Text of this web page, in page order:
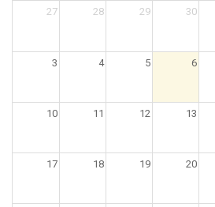
27
28 29 30
3 4 5 6
10 11 12 13
17 18 19 20